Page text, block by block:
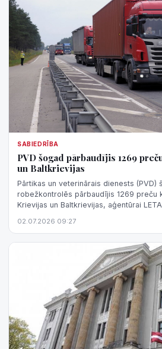
SABIEDRĪBA
PVD šogad pārbaudījis 1269
un Baltkrievijas
Pārtikas un veterinārais dienests (PVD)
robežkontrolēs pārbaudījis 1269 preču
Krievijas un Baltkrievijas, aģentūrai
02.07.2026 09:27